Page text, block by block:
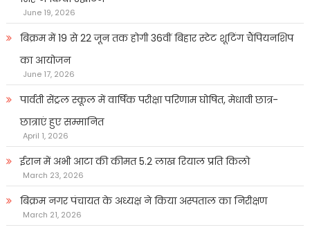
June 19, 2026
बिक्रम में 19 से 22 जून तक होगी 36वीं बिहार स्टेट शूटिंग चैंपियनशिप
का आयोजन
June 17, 2026
पार्वती सेंट्रल स्कूल में वार्षिक परीक्षा परिणाम घोषित, मेधावी छात्र-
छात्राएं हुए सम्मानित
April 1, 2026
ईरान में अभी आटा की कीमत 5.2 लाख रियाल प्रति किलो
March 23, 2026
बिक्रम नगर पंचायत के अध्यक्ष ने किया अस्पताल का निरीक्षण
March 21, 2026